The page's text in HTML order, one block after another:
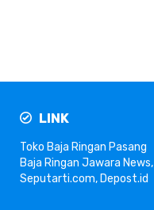
LINK
Toko Baja Ringan Pasang
Baja Ringan Jawara News,
Seputarti.com, Depost.id